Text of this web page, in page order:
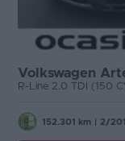
Volkswagen
R-Line 2.0 TDI (150
152.301 km 2/